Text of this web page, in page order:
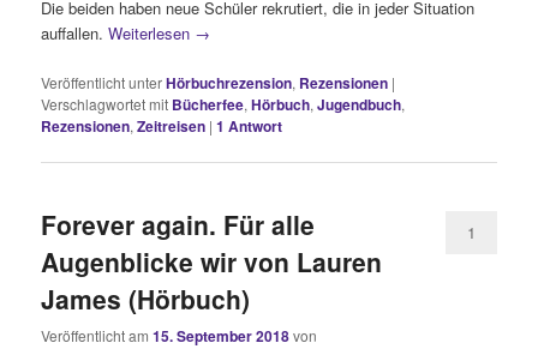
Die beiden haben neue Schüler rekrutiert, die in jeder Situation
auffallen.Weiterlesen →
Veröffentlicht unterHörbuchrezension, Rezensionen |
Verschlagwortet mit Bücherfee,Hörbuch,Jugendbuch,
Rezensionen,Zeitreisen |1 Antwort
Forever again. Für alle
Augenblicke wir von Lauren
James (Hörbuch)
Veröffentlicht am15. September 2018von
1